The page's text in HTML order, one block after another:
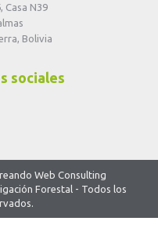
Casa N39
Bolivia
sociales
Web Consulting
Forestal - Todos los